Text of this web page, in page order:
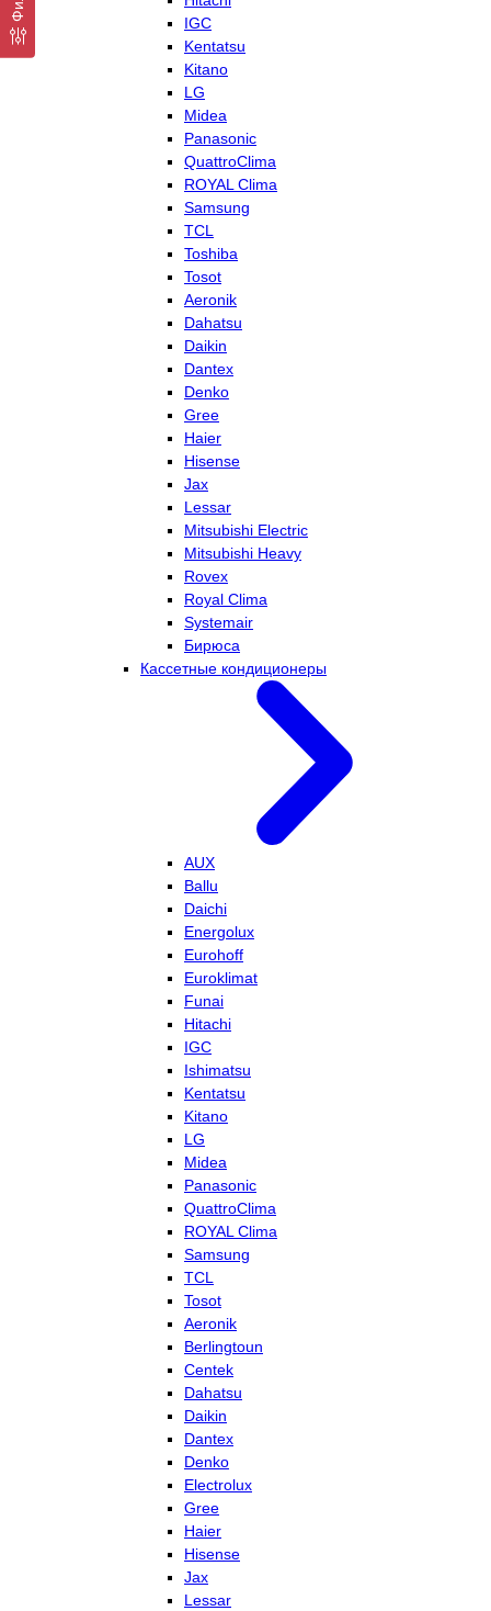
IGC
Kentatsu
Kitano
LG
Midea
Panasonic
QuattroClima
ROYAL Clima
Samsung
TCL
Toshiba
Tosot
Aeronik
Dahatsu
Daikin
Dantex
Denko
Gree
Haier
Hisense
Jax
Lessar
Mitsubishi Electric
Mitsubishi Heavy
Rovex
Royal Clima
Systemair
Бирюса
Кассетные кондиционеры
AUX
Ballu
Daichi
Energolux
Eurohoff
Euroklimat
Funai
Hitachi
IGC
Ishimatsu
Kentatsu
Kitano
LG
Midea
Panasonic
QuattroClima
ROYAL Clima
Samsung
TCL
Tosot
Aeronik
Berlingtoun
Centek
Dahatsu
Daikin
Dantex
Denko
Electrolux
Gree
Haier
Hisense
Jax
Lessar